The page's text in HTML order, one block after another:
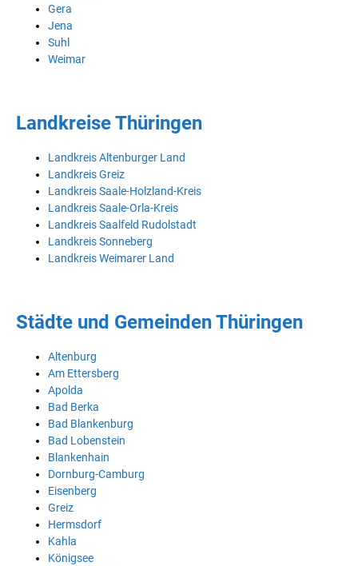
Gera
Jena
Suhl
Weimar
Landkreise Thüringen
Landkreis Altenburger Land
Landkreis Greiz
Landkreis Saale-Holzland-Kreis
Landkreis Saale-Orla-Kreis
Landkreis Saalfeld Rudolstadt
Landkreis Sonneberg
Landkreis Weimarer Land
Städte und Gemeinden Thüringen
Altenburg
Am Ettersberg
Apolda
Bad Berka
Bad Blankenburg
Bad Lobenstein
Blankenhain
Dornburg-Camburg
Eisenberg
Greiz
Hermsdorf
Kahla
Königsee